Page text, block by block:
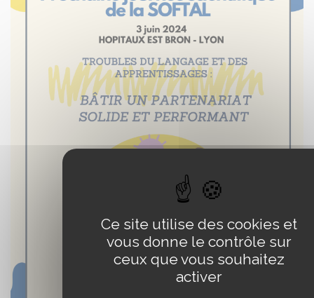
Ce site utilise des cookies et
vous donne le contrôle sur
ceux que vous souhaitez
activer